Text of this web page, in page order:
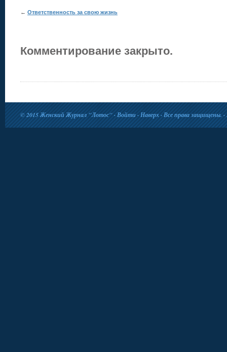
← Ответственность за свою жизнь
Комментирование закрыто.
© 2015Женский Журнал "Лотос"·Войти·Наверх· Все права защищены.